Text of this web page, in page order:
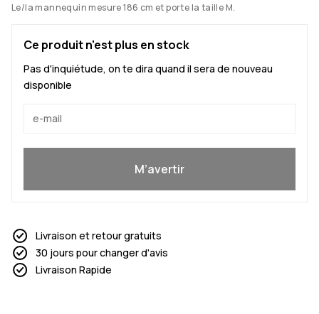
Le/la mannequin mesure 186 cm et porte la taille M.
Ce produit n'est plus en stock
Pas d'inquiétude, on te dira quand il sera de nouveau
disponible
M’avertir
Livraison et retour gratuits
30 jours pour changer d'avis
Livraison Rapide